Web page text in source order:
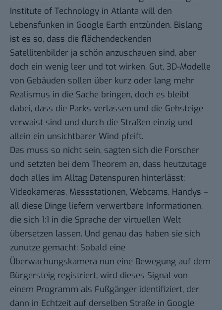
Institute of Technology in Atlanta will den
Lebensfunken in Google Earth entzünden. Bislang
ist es so, dass die flächendeckenden
Satellitenbilder ja schön anzuschauen sind, aber
doch ein wenig leer und tot wirken. Gut, 3D-Modelle
von Gebäuden sollen über kurz oder lang mehr
Realismus in die Sache bringen, doch es bleibt
dabei, dass die Parks verlassen und die Gehsteige
verwaist sind und durch die Straßen einzig und
allein ein unsichtbarer Wind pfeift.
Das muss so nicht sein, sagten sich die Forscher
und setzten bei dem Theorem an, dass heutzutage
doch alles im Alltag Datenspuren hinterlässt:
Videokameras, Messstationen, Webcams, Handys –
all diese Dinge liefern verwertbare Informationen,
die sich 1:1 in die Sprache der virtuellen Welt
übersetzen lassen. Und genau das haben sie sich
zunutze gemacht: Sobald eine
Überwachungskamera nun eine Bewegung auf dem
Bürgersteig registriert, wird dieses Signal von
einem Programm als Fußgänger identifiziert, der
dann in Echtzeit auf derselben Straße in Google